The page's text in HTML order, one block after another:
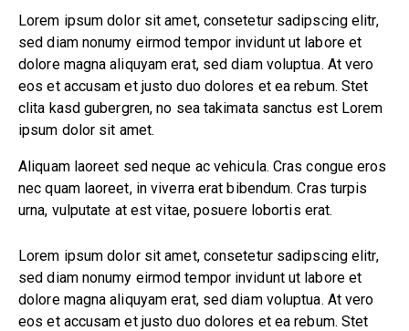
Lorem ipsum dolor sit amet, consetetur sadipscing elitr,
sed diam nonumy eirmod tempor invidunt ut labore et
dolore magna aliquyam erat, sed diam voluptua. At vero
eos et accusam et justo duo dolores et ea rebum. Stet
clita kasd gubergren, no sea takimata sanctus est Lorem
ipsum dolor sit amet.
Aliquam laoreet sed neque ac vehicula. Cras congue eros
nec quam laoreet, in viverra erat bibendum. Cras turpis
urna, vulputate at est vitae, posuere lobortis erat.
Lorem ipsum dolor sit amet, consetetur sadipscing elitr,
sed diam nonumy eirmod tempor invidunt ut labore et
dolore magna aliquyam erat, sed diam voluptua. At vero
eos et accusam et justo duo dolores et ea rebum. Stet